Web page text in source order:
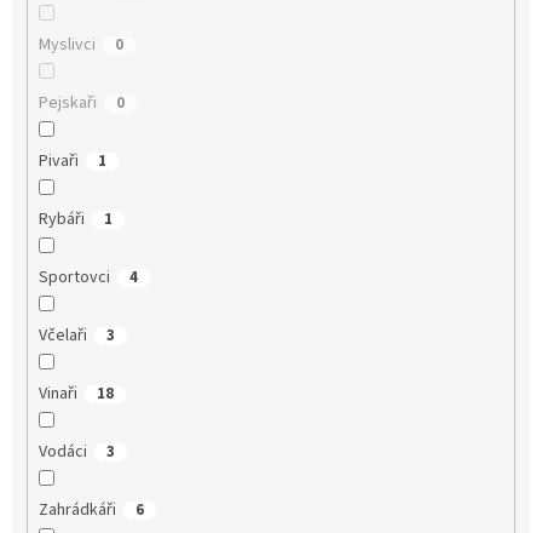
Myslivci 0
Pejskaři 0
Pivaři 1
Rybáři 1
Sportovci 4
Včelaři 3
Vinaři 18
Vodáci 3
Zahrádkáři 6